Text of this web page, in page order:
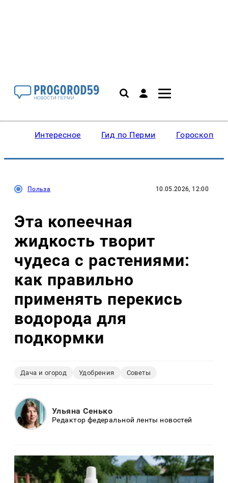
Интересное Гид по Перми Гороскопы
Польза 10.05.2026, 12:00
Эта копеечная
жидкость творит
чудеса с растениями:
как правильно
применять перекись
водорода для
подкормки
Дача и огород Удобрения Советы
Ульяна Сенько
Редактор федеральной ленты новостей